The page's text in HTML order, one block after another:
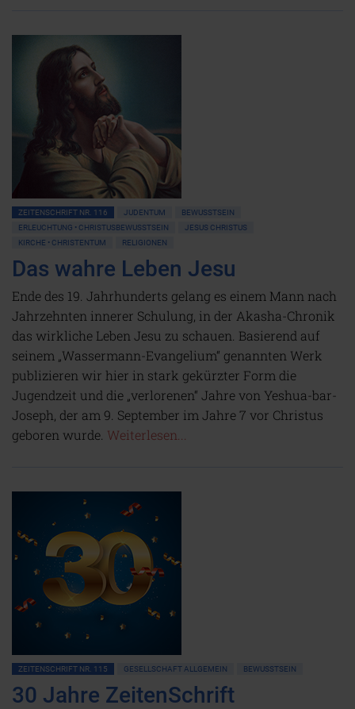
ZEITENSCHRIFT NR. 116 JUDENTUM
BEWUSSTSEIN
ERLEUCHTUNG • CHRISTUSBEWUSSTSEIN
JESUS CHRISTUS
KIRCHE • CHRISTENTUM
RELIGIONEN
Das wahre Leben Jesu
Ende des 19. Jahrhunderts gelang es einem Mann nach
Jahrzehnten innerer Schulung, in der Akasha-Chronik
das wirkliche Leben Jesu zu schauen. Basierend auf
seinem „Wassermann-Evangelium“ genannten Werk
publizieren wir hier in stark gekürzter Form die
Jugendzeit und die „verlorenen“ Jahre von Yeshua-bar-
Joseph, der am 9. September im Jahre 7 vor Christus
geboren wurde. Weiterlesen...
ZEITENSCHRIFT NR. 115 GESELLSCHAFT ALLGEMEIN BEWUSSTSEIN
30 Jahre ZeitenSchrift